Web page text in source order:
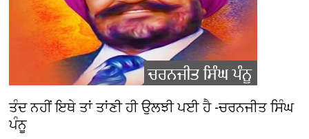
ਤੰਦ ਨਹੀਂ ਇਥੇ ਤਾਂ ਤਾਂਣੀ ਹੀ ਉਲਝੀ ਪਈ ਹੈ -ਚਰਨਜੀਤ ਸਿੰਘ
ਪੰਨੂ